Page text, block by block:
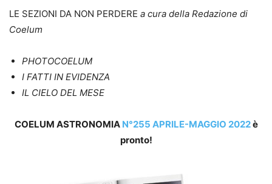
LE SEZIONI DA NON PERDERE a cura della Redazione di
Coelum
PHOTOCOELUM
I FATTI IN EVIDENZA
IL CIELO DEL MESE
COELUM ASTRONOMIA N°255 APRILE-MAGGIO 2022è
pronto!